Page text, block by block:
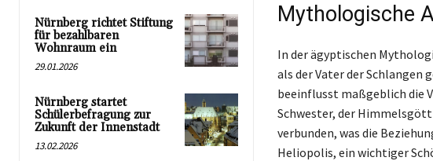
Nürnberg richtet Stiftung
für bezahlbaren
Wohnraum ein
29.01.2026
Nürnberg startet
Schülerbefragung zur
Zukunft der Innenstadt
13.02.2026
Mythologische
In der ägyptischen
als der Vater der Schlangen
beeinflusst maßgeblich die
Schwester, der
verbunden, was die
Heliopolis, ein wichtiger